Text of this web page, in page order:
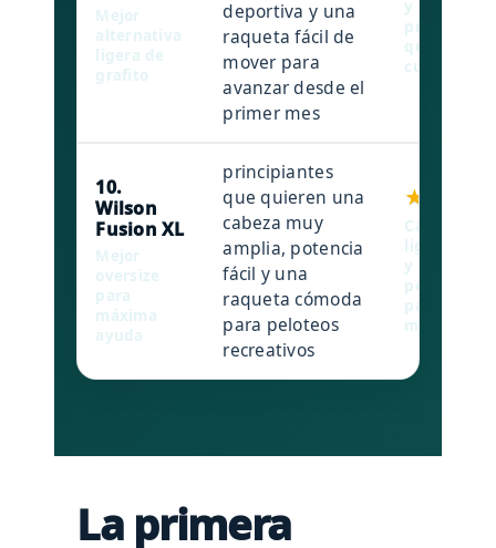
Mejor
alternativa
ligera de
grafito
deportiva y una
raqueta fácil de
mover para
avanzar desde el
primer mes
y manejo
quieren
cuidado.
10.
Wilson
Fusion XL
Mejor
oversize
para
máxima
ayuda
principiantes
que quieren una
cabeza muy
amplia, potencia
fácil y una
raqueta cómoda
para peloteos
recreativos
Cabeza
y
potencia
para
margen.
La primera